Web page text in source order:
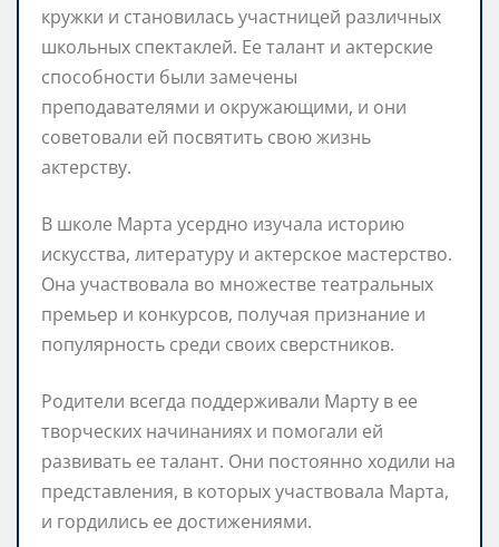
кружки и становилась участницей различных
школьных спектаклей. Ее талант и актерские
способности были замечены
преподавателями и окружающими, и они
советовали ей посвятить свою жизнь
актерству.
В школе Марта усердно изучала историю
искусства, литературу и актерское мастерство.
Она участвовала во множестве театральных
премьер и конкурсов, получая признание и
популярность среди своих сверстников.
Родители всегда поддерживали Марту в ее
творческих начинаниях и помогали ей
развивать ее талант. Они постоянно ходили на
представления, в которых участвовала Марта,
и гордились ее достижениями.